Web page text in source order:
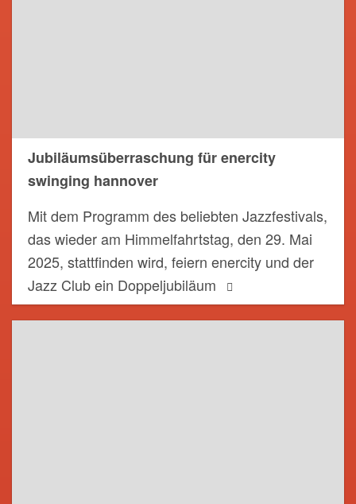
Jubiläumsüberraschung für enercity
swinging hannover
Mit dem Programm des beliebten Jazzfestivals,
das wieder am Himmelfahrtstag, den 29. Mai
2025, stattfinden wird, feiern enercity und der
Jazz Club ein Doppeljubiläum